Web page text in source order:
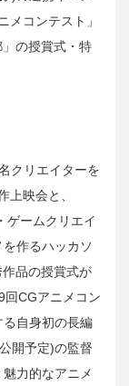
メコンテスト」
の授賞式・特
クリエイターを
上映会と、
ゲームクリエイ
作るハッカソ
品の授賞式が
回CGアニメコン
自身初の長編
開予定)の監督
力的なアニメ